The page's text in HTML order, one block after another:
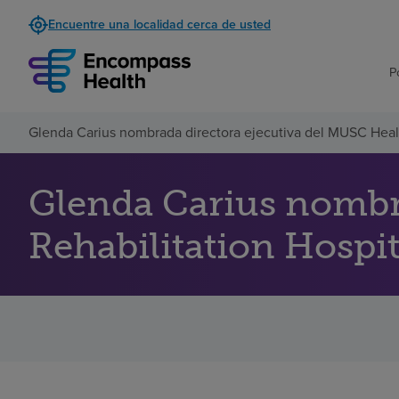
Encuentre una localidad cerca de usted
Glenda Carius nombrada directora ejecutiva del MUSC
Glenda Carius
Rehabilitation